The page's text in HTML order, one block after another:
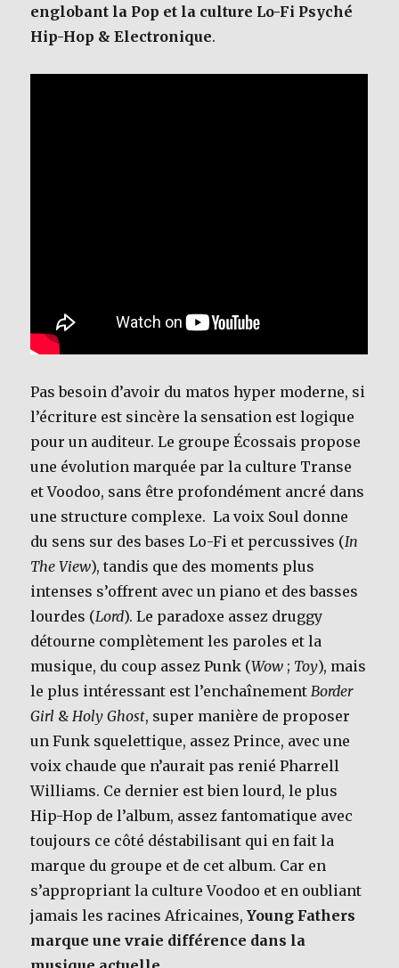
englobant la Pop et la culture Lo-Fi Psyché
Hip-Hop & Electronique.
Pas besoin d’avoir du matos hyper moderne, si
l’écriture est sincère la sensation est logique
pour un auditeur. Le groupe Écossais propose
une évolution marquée par la culture Transe
et Voodoo, sans être profondément ancré dans
une structure complexe. La voix Soul donne
du sens sur des bases Lo-Fi et percussives (In
The View), tandis que des moments plus
intenses s’offrent avec un piano et des basses
lourdes (Lord). Le paradoxe assez druggy
détourne complètement les paroles et la
musique, du coup assez Punk (Wow ; Toy), mais
le plus intéressant est l’enchaînementBorder
Girl &Holy Ghost, super manière de proposer
un Funk squelettique, assez Prince, avec une
voix chaude que n’aurait pas renié Pharrell
Williams. Ce dernier est bien lourd, le plus
Hip-Hop de l’album, assez fantomatique avec
toujours ce côté déstabilisant qui en fait la
marque du groupe et de cet album. Car en
s’appropriant la culture Voodoo et en oubliant
jamais les racines Africaines,Young Fathers
marque une vraie différence dans la